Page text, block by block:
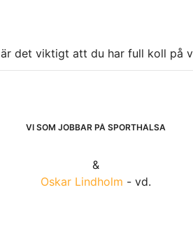
är det viktigt att du har full koll på
VI SOM JOBBAR PÅ SPORTHÄLSA
&
Oskar Lindholm - vd.